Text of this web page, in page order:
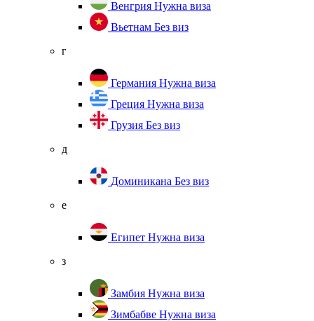
Венгрия Нужна виза
Вьетнам Без виз
г
Германия Нужна виза
Греция Нужна виза
Грузия Без виз
д
Доминикана Без виз
е
Египет Нужна виза
з
Замбия Нужна виза
Зимбабве Нужна виза